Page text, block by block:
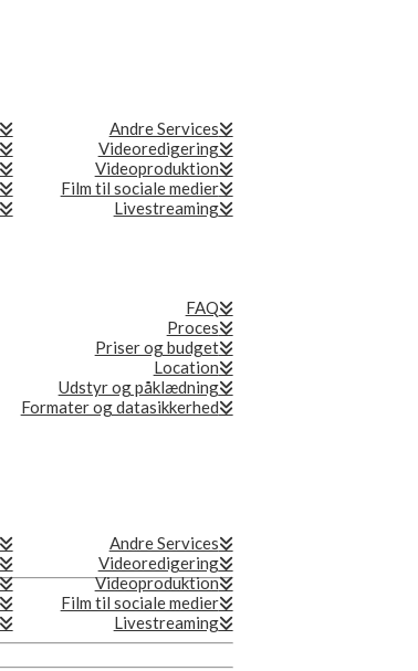
Andre Services
Videoredigering
Videoproduktion
Film til sociale medier
Livestreaming
FAQ
Proces
Priser og budget
Location
Udstyr og påklædning
Formater og datasikkerhed
Andre Services
Videoredigering
Videoproduktion
Film til sociale medier
Livestreaming